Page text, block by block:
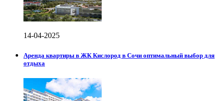
14-04-2025
Аренда квартиры в ЖК Кислород в Сочи оптимальный выбор для
отдыха